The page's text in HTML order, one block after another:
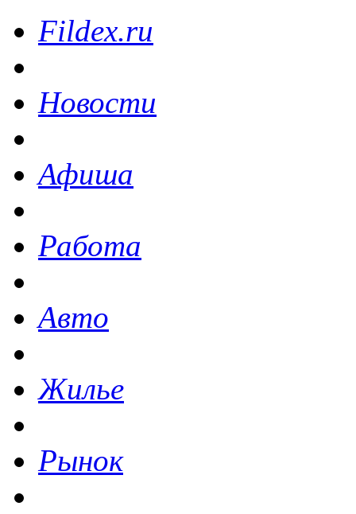
Fildex.ru
Новости
Афиша
Работа
Авто
Жилье
Рынок